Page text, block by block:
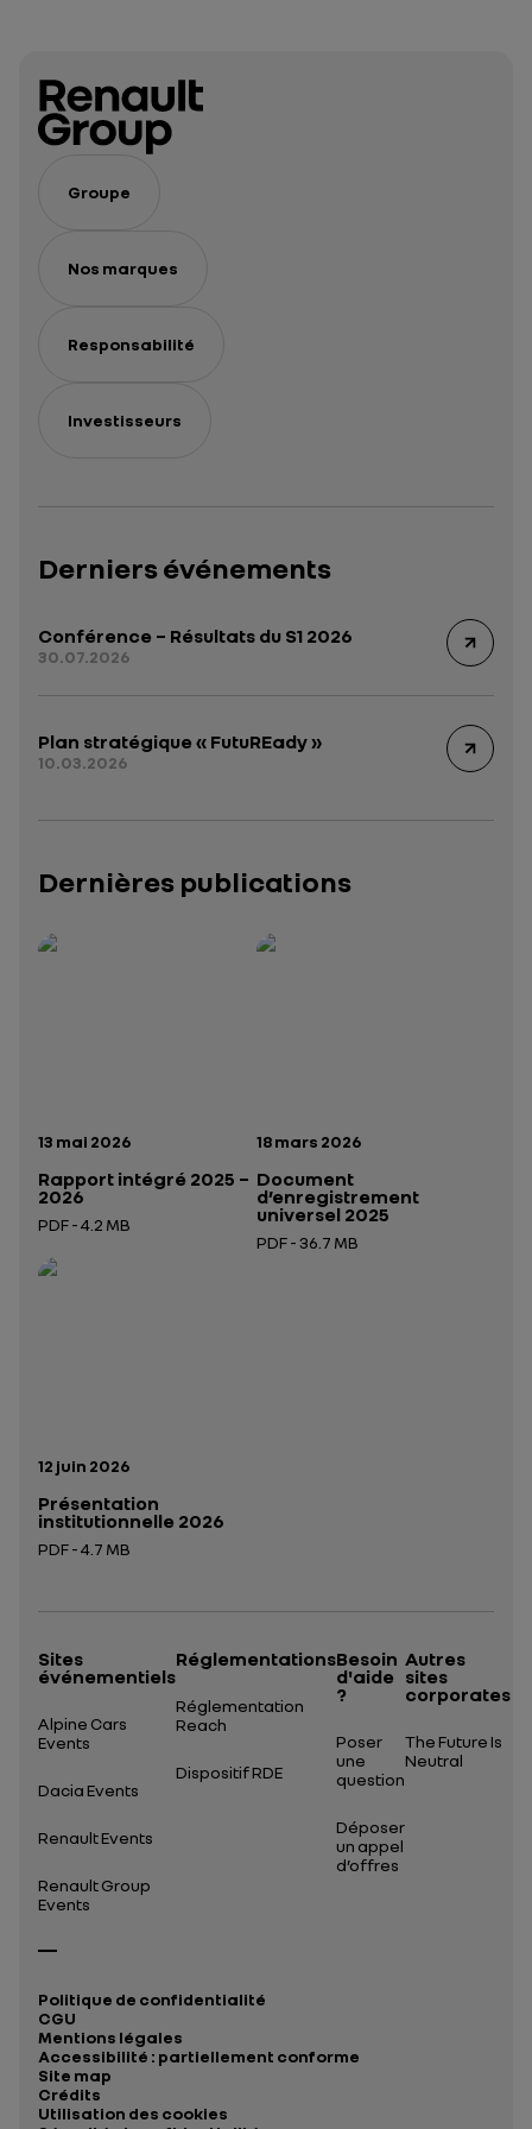
pour Cléon
Groupe
Nos marques
Responsabilité
Investisseurs
Derniers événements
Conférence – Résultats du S1 2026
30.07.2026
Plan stratégique « FutuREady »
10.03.2026
Dernières publications
Date de publication:
13 mai 2026
Rapport intégré 2025 –
2026
PDF - 4.2 MB
Ouverture dans un nouvel onglet
Rapport intégré 2025 – 2026— données structurées (JSON)
Date de publication:
18 mars 2026
Document
d’enregistrement
universel 2025
PDF - 36.7 MB
Date de publication:
12 juin 2026
Présentation
institutionnelle 2026
PDF - 4.7 MB
Présentation institutionnelle 2026
Sites
événementiels
Alpine Cars
Events
Dacia Events
Renault Events
Renault Group
Events
Réglementations
Réglementation
Reach
Dispositif RDE
Besoin
d'aide
?
Poser
une
question
Déposer
un appel
d’offres
Autres
sites
corporates
The Future Is
Neutral
Politique de confidentialité
CGU
Mentions légales
Accessibilité : partiellement conforme
Site map
Crédits
Utilisation des cookies